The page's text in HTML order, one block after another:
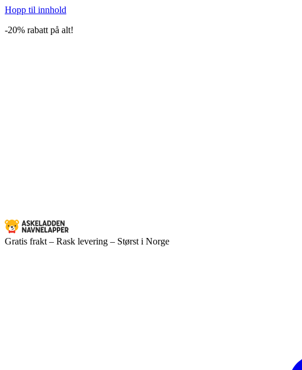
Hopp til innhold
-20% rabatt på alt!
Gratis frakt – Rask levering – Størst i Norge